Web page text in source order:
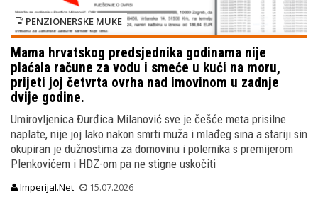
PENZIONERSKE MUKE
Mama hrvatskog predsjednika godinama nije
plaćala račune za vodu i smeće u kući na moru,
prijeti joj četvrta ovrha nad imovinom u zadnje
dvije godine.
Umirovljenica Đurđica Milanović sve je češće meta prisilne
naplate, nije joj lako nakon smrti muža i mlađeg sina a stariji sin
okupiran je dužnostima za domovinu i polemika s premijerom
Plenkovićem i HDZ-om pa ne stigne uskočiti
Imperijal.Net 15.07.2026